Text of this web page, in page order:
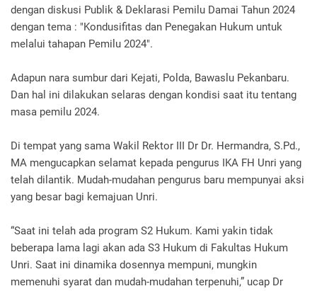
dengan diskusi Publik & Deklarasi Pemilu Damai Tahun 2024
dengan tema : "Kondusifitas dan Penegakan Hukum untuk
melalui tahapan Pemilu 2024".
Adapun nara sumbur dari Kejati, Polda, Bawaslu Pekanbaru.
Dan hal ini dilakukan selaras dengan kondisi saat itu tentang
masa pemilu 2024.
Di tempat yang sama Wakil Rektor III Dr Dr. Hermandra, S.Pd.,
MA mengucapkan selamat kepada pengurus IKA FH Unri yang
telah dilantik. Mudah-mudahan pengurus baru mempunyai aksi
yang besar bagi kemajuan Unri.
“Saat ini telah ada program S2 Hukum. Kami yakin tidak
beberapa lama lagi akan ada S3 Hukum di Fakultas Hukum
Unri. Saat ini dinamika dosennya mempuni, mungkin
memenuhi syarat dan mudah-mudahan terpenuhi,” ucap Dr